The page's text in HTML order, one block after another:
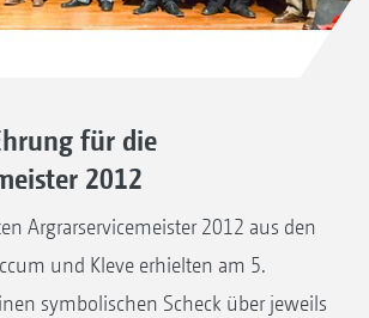
für die
2012
Argrarservicemeister 2012 aus den
und Kleve erhielten am 5.
symbolischen Scheck über jeweils